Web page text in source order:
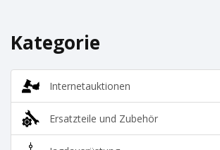
Kategorie
Internetauktionen
Ersatzteile und Zubehör